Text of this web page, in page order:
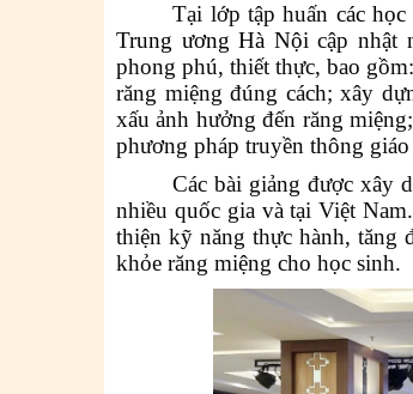
Tại lớp tập huấn các
Trung ương Hà Nộicập nhật
phong phú, thiết thực, bao
răng miệng đúng cách; xây
xấu ảnh hưởng đến răng
phương pháp truyền thông
Các bài giảng được xây
nhiều quốc gia và tại Việt
thiện kỹ năng thực hành, tăng
khỏe răng miệng cho học sinh.